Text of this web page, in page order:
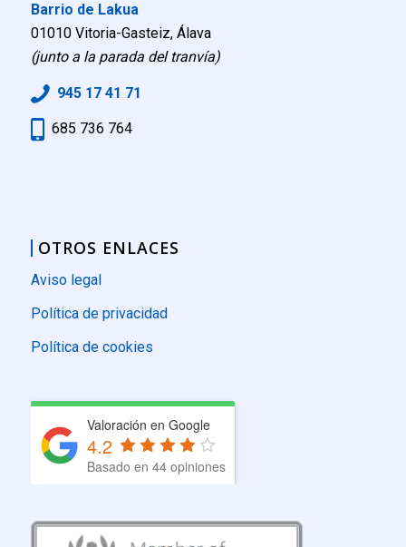
Barrio de Lakua
01010 Vitoria-Gasteiz, Álava
(junto a la parada del tranvía)
945 17 41 71
685 736 764
OTROS ENLACES
Aviso legal
Política de privacidad
Política de cookies
Valoración en Google
4.2
Basado en 44 opiniones